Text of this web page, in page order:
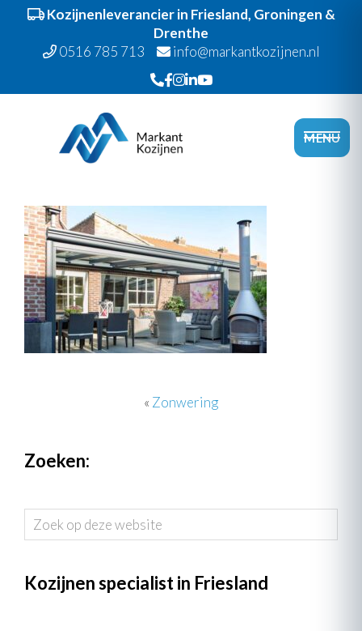
Kozijnenleverancier in Friesland, Groningen &
Drenthe
0516 785 713
info@markantkozijnen.nl
hoofdnavigatie
hoofd
MENU
« Zonwering
Zoeken:
Zoek
op
website
Kozijnen specialist in Friesland